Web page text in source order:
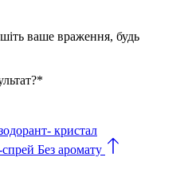
ваше враження, будь
кристал
Без аромату